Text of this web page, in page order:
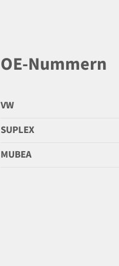
OE-Nummern
VW
SUPLEX
MUBEA